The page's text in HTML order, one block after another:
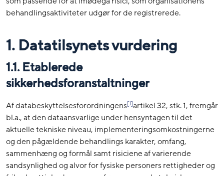
behandlingsaktiviteter udgør for de registrerede.
1. Datatilsynets vurdering
1.1. Etablerede
sikkerhedsforanstaltninger
Af databeskyttelsesforordningens[1]artikel 32, stk. 1, fremgår
bl.a., at den dataansvarlige under hensyntagen til det
aktuelle tekniske niveau, implementeringsomkostningerne
og den pågældende behandlings karakter, omfang,
sammenhæng og formål samt risiciene af varierende
sandsynlighed og alvor for fysiske personers rettigheder og